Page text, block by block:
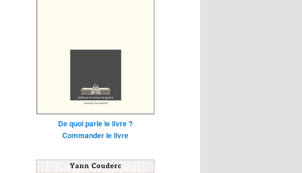
De quoi parle le livre ?
Commander le livre